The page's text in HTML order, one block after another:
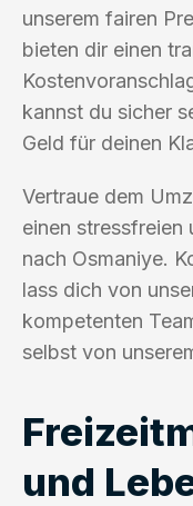
unserem fairen
bieten dir einen
kannst du sicher
Geld für deinen
Vertraue dem
einen stressfreien
nach Osmaniye.
lass dich von
kompetenten
selbst von
und